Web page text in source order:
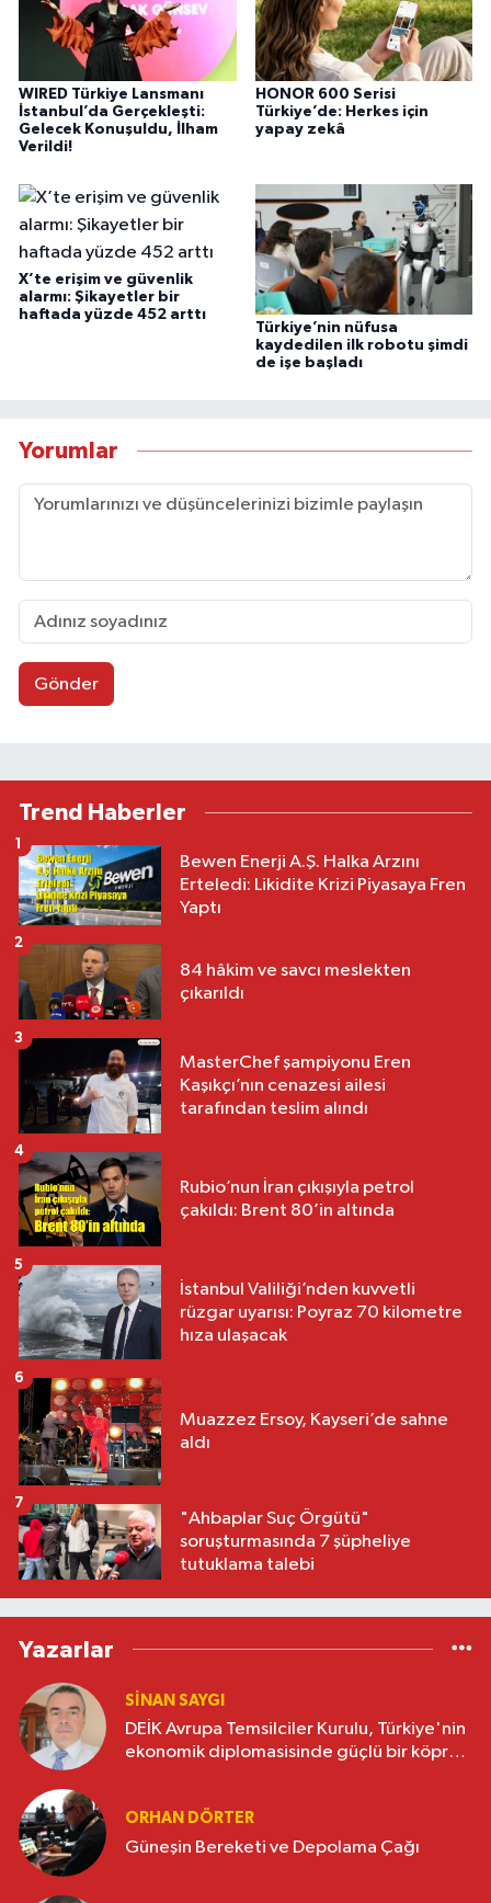
WIRED Türkiye Lansmanı
İstanbul’da Gerçekleşti:
Gelecek Konuşuldu, İlham
Verildi!
HONOR 600 Serisi
Türkiye’de: Herkes için
yapay zekâ
X’te erişim ve güvenlik
alarmı: Şikayetler bir
haftada yüzde 452 arttı
Türkiye’nin nüfusa
kaydedilen ilk robotu şimdi
de işe başladı
Yorumlar
Gönder
Trend Haberler
Bewen Enerji A.Ş. Halka Arzını
Erteledi: Likidite Krizi Piyasaya Fren
Yaptı
1
84 hâkim ve savcı meslekten
çıkarıldı
2
MasterChef şampiyonu Eren
Kaşıkçı’nın cenazesi ailesi
tarafından teslim alındı
3
Rubio’nun İran çıkışıyla petrol
çakıldı: Brent 80’in altında
4
İstanbul Valiliği’nden kuvvetli
rüzgar uyarısı: Poyraz 70 kilometre
hıza ulaşacak
5
Muazzez Ersoy, Kayseri’de sahne
aldı
6
"Ahbaplar Suç Örgütü"
soruşturmasında 7 şüpheliye
tutuklama talebi
7
Yazarlar
SINAN SAYGI
DEİK Avrupa Temsilciler Kurulu, Türkiye'nin
ekonomik diplomasisinde güçlü bir köprü
ORHAN DÖRTER
Güneşin Bereketi ve Depolama Çağı